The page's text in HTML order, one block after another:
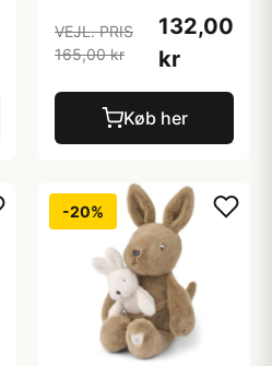
VEJL. PRIS
165,00 kr
132,00
kr
Køb her
-20%